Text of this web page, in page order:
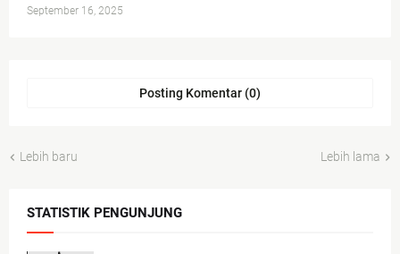
September 16, 2025
Posting Komentar (0)
Lebih baru Lebih lama
STATISTIK PENGUNJUNG